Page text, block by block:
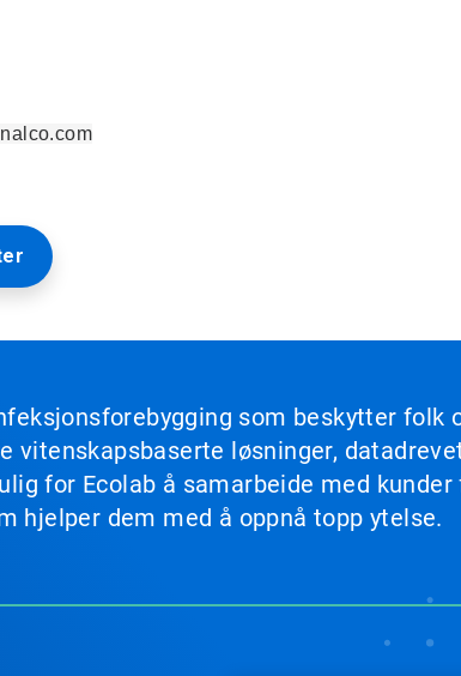
som beskytter folk
vitenskapsbaserte løsninger,
for Ecolab å samarbeide med
hjelper dem med å oppnå topp ytelse.